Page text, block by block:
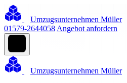
Umzugsunternehmen Müller
01579-2644058 Angebot anfordern
Umzugsunternehmen Müller